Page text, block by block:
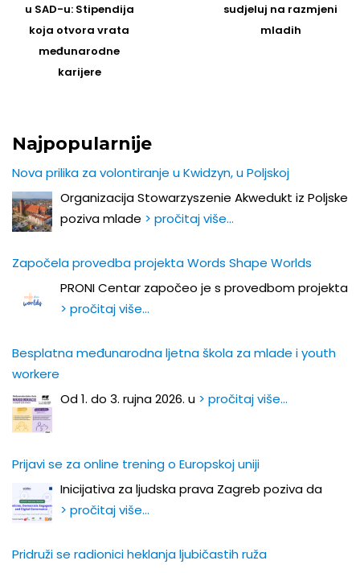
u SAD-u: Stipendija
koja otvora vrata
međunarodne
karijere
sudjeluj na razmjeni
mladih
Najpopularnije
Nova prilika za volontiranje u Kwidzyn, u Poljskoj
Organizacija Stowarzyszenie Akwedukt iz Poljske
poziva mlade > pročitaj više…
Započela provedba projekta Words Shape Worlds
PRONI Centar započeo je s provedbom projekta
> pročitaj više…
Besplatna međunarodna ljetna škola za mlade i youth
workere
Od 1. do 3. rujna 2026. u > pročitaj više…
Prijavi se za online trening o Europskoj uniji
Inicijativa za ljudska prava Zagreb poziva da
> pročitaj više…
Pridruži se radionici heklanja ljubičastih ruža